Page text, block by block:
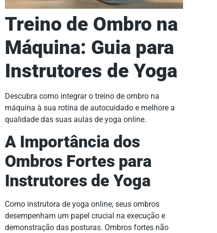
Treino de Ombro na
Máquina: Guia para
Instrutores de Yoga
Descubra como integrar o treino de ombro na
máquina à sua rotina de autocuidado e melhore a
qualidade das suas aulas de yoga online.
A Importância dos
Ombros Fortes para
Instrutores de Yoga
Como instrutora de yoga online, seus ombros
desempenham um papel crucial na execução e
demonstração das posturas. Ombros fortes não